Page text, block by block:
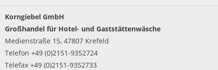
Korngiebel GmbH
Großhandel für Hotel- und Gaststättenwäsche
Medienstraße 15, 47807 Krefeld
Telefon +49 (0)2151-9352724
Telefax +49 (0)2151-9352733